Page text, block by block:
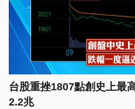
台股重挫1807點創史上最
2.2兆